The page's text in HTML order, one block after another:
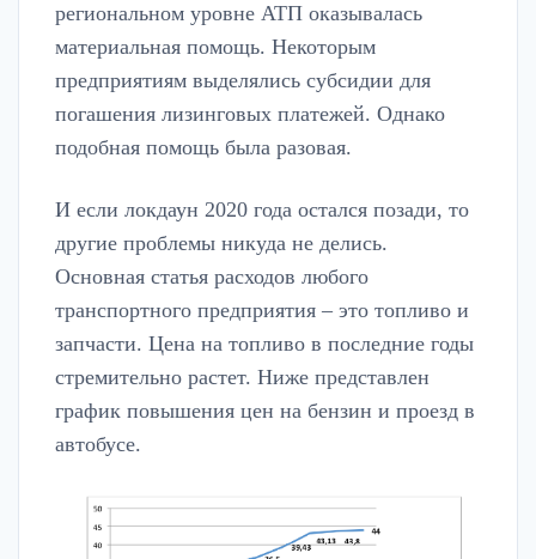
региональном уровне АТП оказывалась
материальная помощь. Некоторым
предприятиям выделялись субсидии для
погашения лизинговых платежей. Однако
подобная помощь была разовая.
И если локдаун 2020 года остался позади, то
другие проблемы никуда не делись.
Основная статья расходов любого
транспортного предприятия – это топливо и
запчасти. Цена на топливо в последние годы
стремительно растет. Ниже представлен
график повышения цен на бензин и проезд в
автобусе.